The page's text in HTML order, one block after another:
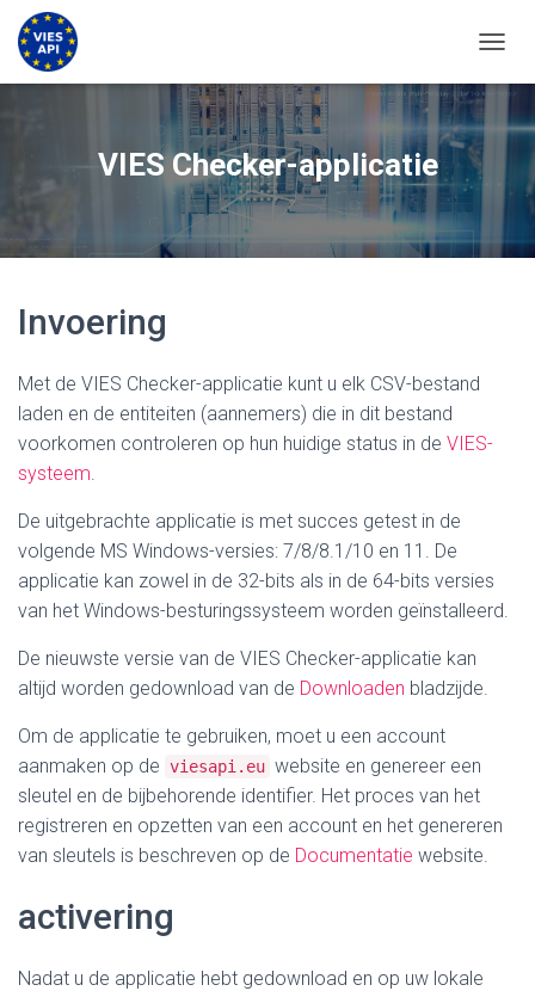
VIES Checker-applicatie
Invoering
Met de VIES Checker-applicatie kunt u elk CSV-bestand
laden en de entiteiten (aannemers) die in dit bestand
voorkomen controleren op hun huidige status in de VIES-
systeem.
De uitgebrachte applicatie is met succes getest in de
volgende MS Windows-versies: 7/8/8.1/10 en 11. De
applicatie kan zowel in de 32-bits als in de 64-bits versies
van het Windows-besturingssysteem worden geïnstalleerd.
De nieuwste versie van de VIES Checker-applicatie kan
altijd worden gedownload van de Downloaden bladzijde.
Om de applicatie te gebruiken, moet u een account
aanmaken op de viesapi.eu website en genereer een
sleutel en de bijbehorende identifier. Het proces van het
registreren en opzetten van een account en het genereren
van sleutels is beschreven op de Documentatie website.
activering
Nadat u de applicatie hebt gedownload en op uw lokale